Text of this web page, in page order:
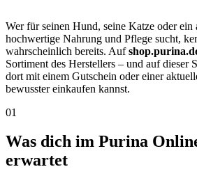
Wer für seinen Hund, seine Katze oder ein
hochwertige Nahrung und Pflege sucht,
wahrscheinlich bereits. Auf
Sortiment des Herstellers – und auf dieser
dort mit einem Gutschein oder einer
bewusster einkaufen kannst.
01
Was dich im Purina
erwartet